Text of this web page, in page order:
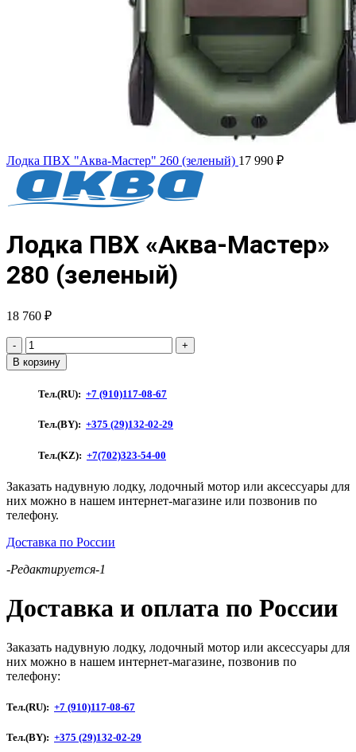
Лодка ПВХ "Аква-Мастер" 260 (зеленый) 17 990 ₽
Лодка ПВХ «Аква-Мастер»
280 (зеленый)
18 760 ₽
Количество
товара
Лодка
"Аква-
280
В корзину
Тел.(RU): +7 (910)117-08-67
Тел.(BY): +375 (29)132-02-29
Тел.(KZ): +7(702)323-54-00
Заказать надувную лодку, лодочный мотор или аксессуары для
них можно в нашем интернет-магазине или позвонив по
телефону.
Доставка по России
-Редактируется-1
Доставка и оплата по России
Заказать надувную лодку, лодочный мотор или аксессуары для
них можно в нашем интернет-магазине, позвонив по
телефону:
Тел.(RU): +7 (910)117-08-67
Тел.(BY): +375 (29)132-02-29